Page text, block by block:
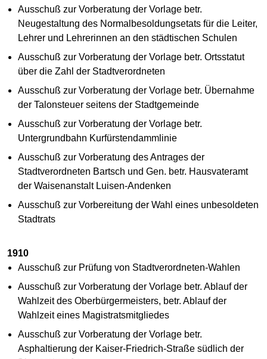
Ausschuß zur Vorberatung der Vorlage betr.
Neugestaltung des Normalbesoldungsetats für die Leiter,
Lehrer und Lehrerinnen an den städtischen Schulen
Ausschuß zur Vorberatung der Vorlage betr. Ortsstatut
über die Zahl der Stadtverordneten
Ausschuß zur Vorberatung der Vorlage betr. Übernahme
der Talonsteuer seitens der Stadtgemeinde
Ausschuß zur Vorberatung der Vorlage betr.
Untergrundbahn Kurfürstendammlinie
Ausschuß zur Vorberatung des Antrages der
Stadtverordneten Bartsch und Gen. betr. Hausvateramt
der Waisenanstalt Luisen-Andenken
Ausschuß zur Vorbereitung der Wahl eines unbesoldeten
Stadtrats
1910
Ausschuß zur Prüfung von Stadtverordneten-Wahlen
Ausschuß zur Vorberatung der Vorlage betr. Ablauf der
Wahlzeit des Oberbürgermeisters, betr. Ablauf der
Wahlzeit eines Magistratsmitgliedes
Ausschuß zur Vorberatung der Vorlage betr.
Asphaltierung der Kaiser-Friedrich-Straße südlich der